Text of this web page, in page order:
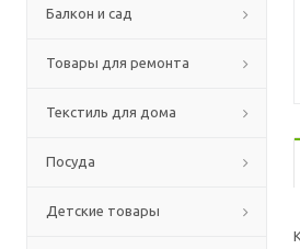
Балкон и сад
Товары для ремонта
Текстиль для дома
Посуда
Детские товары